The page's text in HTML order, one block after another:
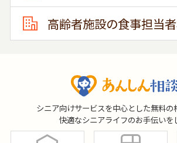
高齢者施設の食事担当
シニア向けサービスを中心とした無料の
快適なシニアライフのお手伝いを